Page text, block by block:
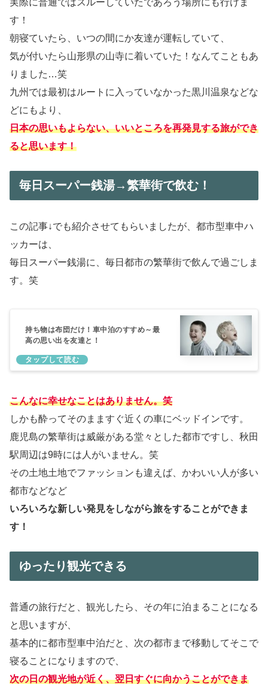
実際に普通ではスルーしていたであろう場所にも行けま
す！
朝寝ていたら、いつの間にか友達が運転していて、
気が付いたら山形県の山寺に着いていた！なんてこともあ
りました…笑
九州では最初はルートに入っていなかった黒川温泉などな
どにもより、
日本の思いもよらない、いいところを再発見する旅ができ
ると思います！
毎日スーパー銭湯→繁華街で飲む！
この記事↓でも紹介させてもらいましたが、都市型車中ハ
ッカーは、
毎日スーパー銭湯に、毎日都市の繁華街で飲んで過ごしま
す。笑
持ち物は布団だけ！車中泊のすすめ～最
高の思い出を友達と！
こんなに幸せなことはありません。笑
しかも酔ってそのまますぐ近くの車にベッドインです。
鹿児島の繁華街は威厳がある堂々とした都市ですし、秋田
駅周辺は9時には人がいません。笑
その土地土地でファッションも違えば、かわいい人が多い
都市などなど
いろいろな新しい発見をしながら旅をすることができま
す！
ゆったり観光できる
普通の旅行だと、観光したら、その年に泊まることになる
と思いますが、
基本的に都市型車中泊だと、次の都市まで移動してそこで
寝ることになりますので、
次の日の観光地が近く、翌日すぐに向かうことができま